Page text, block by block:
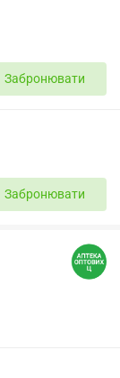
Забронювати
Забронювати